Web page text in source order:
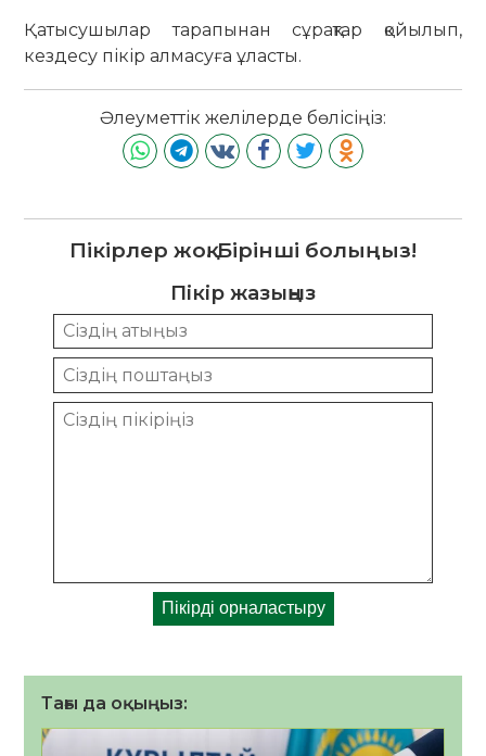
Қатысушылар тарапынан сұрақтар қойылып,
кездесу пікір алмасуға ұласты.
Әлеуметтік желілерде бөлісіңіз:
Пікірлер жоқ. Бірінші болыңыз!
Пікір жазыңыз
Тағы да оқыңыз: